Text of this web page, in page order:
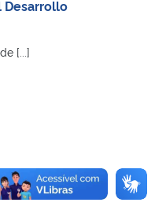
Desarrollo
[...]